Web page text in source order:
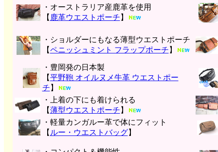
・オーストラリア産鹿革を使用
【 鹿革ウエストポーチ 】
・ショルダーにもなる薄型ウエストポーチ
【ペニッシュミント フラップポーチ 】
・豊岡発の日本製
【平野鞄 オイルヌメ牛革 ウエストポー
チ 】
・上着の下にも着けられる
【薄型ウエストポーチ 】
・軽量カンガルー革で体にフィット
【 ルー・ウエストバッグ】